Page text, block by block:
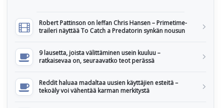
Robert Pattinson on leffan Chris Hansen – Primetime-
traileri näyttää To Catch a Predatorin synkän nousun
9 lausetta, joista välittäminen usein kuuluu –
ratkaisevaa on, seuraavatko teot perässä
Reddit haluaa madaltaa uusien käyttäjien esteitä –
tekoäly voi vähentää karman merkitystä